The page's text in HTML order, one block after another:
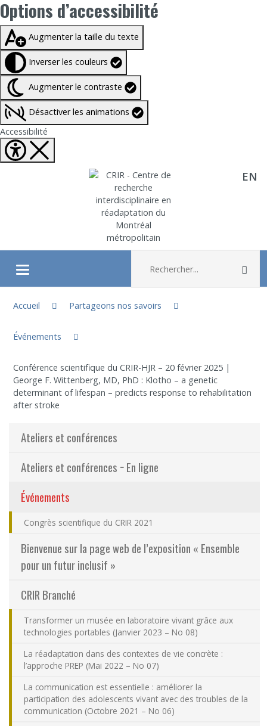
Options d’accessibilité
Taille du texte à100%
Augmenter la taille du texte
Inverser les couleurs
Augmenter le contraste
Désactiver les animations
Accessibilité
Aller directement au contenu EN
Ouvrir/fermer le menu
À propos
Recherche
Membres
Étudiants
Partageons nos savoirs
Nous joindre
Accessibilité
Espace membre
Accueil
Partageons nos savoirs
Événements
Conférence scientifique du CRIR-HJR – 20 février 2025 |
George F. Wittenberg, MD, PhD : Klotho – a genetic
determinant of lifespan – predicts response to rehabilitation
after stroke
Ateliers et conférences
Ateliers et conférences − En ligne
Événements
Congrès scientifique du CRIR 2021
Bienvenue sur la page web de l’exposition « Ensemble
pour un futur inclusif »
CRIR Branché
Transformer un musée en laboratoire vivant grâce aux
technologies portables (Janvier 2023 – No 08)
La réadaptation dans des contextes de vie concrète :
l’approche PREP (Mai 2022 – No 07)
La communication est essentielle : améliorer la
participation des adolescents vivant avec des troubles de la
communication (Octobre 2021 – No 06)